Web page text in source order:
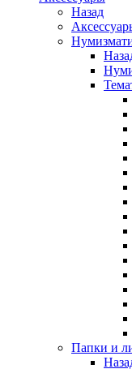
Назад
Папки и